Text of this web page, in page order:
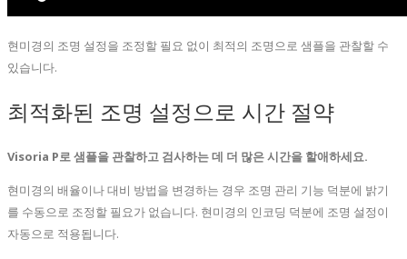
현미경의 조명 설정을 조정할 필요 없이 최적의 조명으로 샘플을 관찰할 수
있습니다.
최적화된 조명 설정으로 시간 절약
Visoria P로 샘플을 관찰하고 검사하는 데 더 많은 시간을 할애하세요.
현미경의 배율이나 대비 방법을 변경하는 경우 조명 관리 기능 덕분에 밝기
를 수동으로 조정할 필요가 없습니다. 현미경의 인코딩 덕분에 조명 설정이
자동으로 적용됩니다.